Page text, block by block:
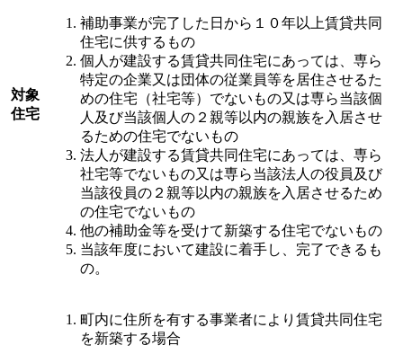
対象
住宅
補助事業が完了した日から１０年以上賃貸共同
住宅に供するもの
個人が建設する賃貸共同住宅にあっては、専ら
特定の企業又は団体の従業員等を居住させるた
めの住宅（社宅等）でないもの又は専ら当該個
人及び当該個人の２親等以内の親族を入居させ
るための住宅でないもの
法人が建設する賃貸共同住宅にあっては、専ら
社宅等でないもの又は専ら当該法人の役員及び
当該役員の２親等以内の親族を入居させるため
の住宅でないもの
他の補助金等を受けて新築する住宅でないもの
当該年度において建設に着手し、完了できるも
の。
町内に住所を有する事業者により賃貸共同住宅
を新築する場合